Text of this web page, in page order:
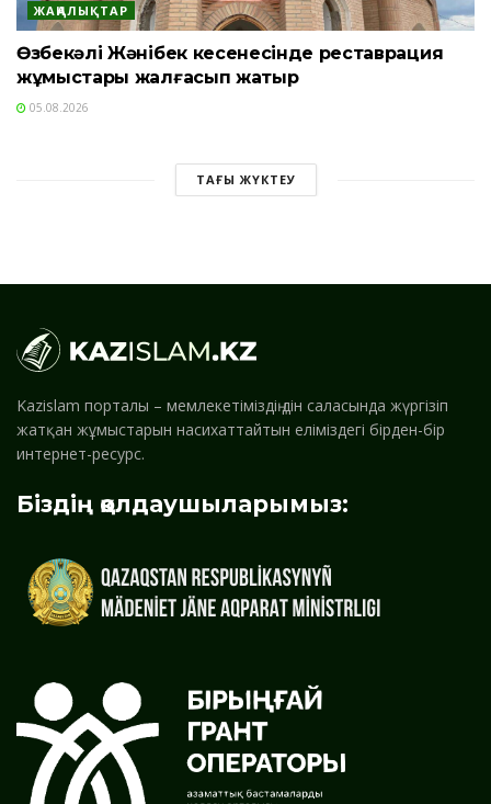
ЖАҢАЛЫҚТАР
Өзбекәлі Жәнібек кесенесінде реставрация
жұмыстары жалғасып жатыр
05.08.2026
ТАҒЫ ЖҮКТЕУ
Kazislam порталы – мемлекетіміздің дін саласында жүргізіп
жатқан жұмыстарын насихаттайтын еліміздегі бірден-бір
интернет-ресурс.
Біздің қолдаушыларымыз: